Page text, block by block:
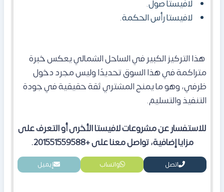
لافيستا صول.
لافيستا رأس الحكمة.
هذا التركيز الكبير في الساحل الشمالي يعكس خبرة
متراكمة في هذا السوق تحديدًا وليس مجرد دخول
ظرفي، وهو ما يمنح المشتري ثقة حقيقية في جودة
التنفيذ والتسليم.
للاستفسار عن مشروعات لافيستا الأخرى أو التعرف على
مزايا إضافية، تواصل معنا على +201551559588.
اتصل واتساب إيميل